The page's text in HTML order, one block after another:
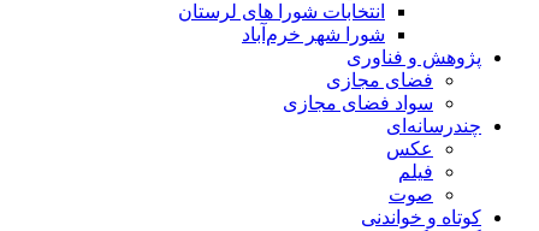
انتخابات شورا های لرستان
شورا شهر خرم‌آباد
پژوهش و فناوری
فضای مجازی
سواد فضای مجازی
چندرسانه‌ای
عكس
فیلم
صوت
کوتاه و خواندنی